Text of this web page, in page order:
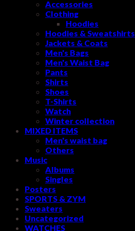
Accessories
Clothing
Hoodies
Hoodies & Sweatshirts
Jackets & Coats
Men's Bags
Men's Waist Bag
Pants
Shirts
Shoes
T-Shirts
Watch
Winter collection
MIXED ITEMS
Men's waist bag
Others
Music
Albums
Singles
Posters
SPORTS & ZYM
Sweaters
Uncategorized
WATCHES